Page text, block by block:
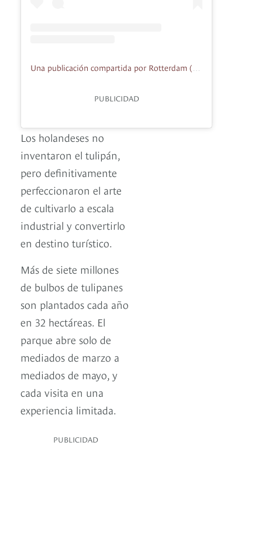
PUBLICIDAD
Los holandeses no
inventaron el tulipán,
pero definitivamente
perfeccionaron el arte
de cultivarlo a escala
industrial y convertirlo
en destino turístico.
Más de siete millones
de bulbos de tulipanes
son plantados cada año
en 32 hectáreas. El
parque abre solo de
mediados de marzo a
mediados de mayo, y
cada visita en una
experiencia limitada.
PUBLICIDAD